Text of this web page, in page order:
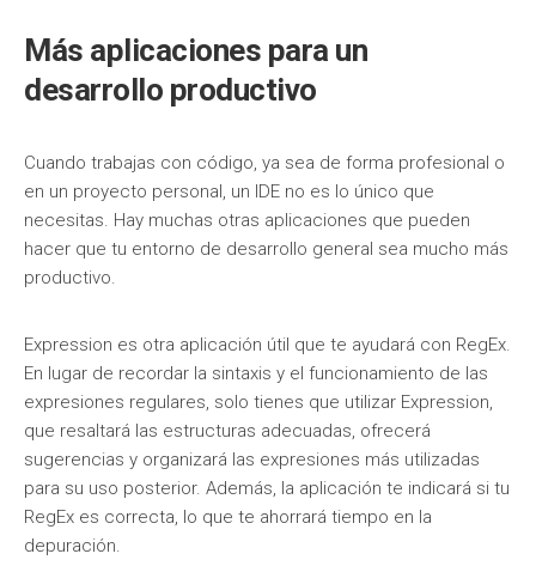
Más aplicaciones para un
desarrollo productivo
Cuando trabajas con código, ya sea de forma profesional o
en un proyecto personal, un IDE no es lo único que
necesitas. Hay muchas otras aplicaciones que pueden
hacer que tu entorno de desarrollo general sea mucho más
productivo.
Expression es otra aplicación útil que te ayudará con RegEx.
En lugar de recordar la sintaxis y el funcionamiento de las
expresiones regulares, solo tienes que utilizar Expression,
que resaltará las estructuras adecuadas, ofrecerá
sugerencias y organizará las expresiones más utilizadas
para su uso posterior. Además, la aplicación te indicará si tu
RegEx es correcta, lo que te ahorrará tiempo en la
depuración.